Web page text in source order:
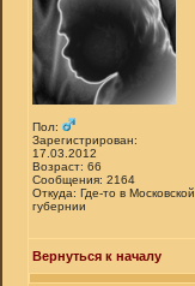
Пол:
Зарегистрирован:
17.03.2012
Возраст: 66
Сообщения: 2164
Откуда: Где-то в Московской
губернии
Вернуться к началу